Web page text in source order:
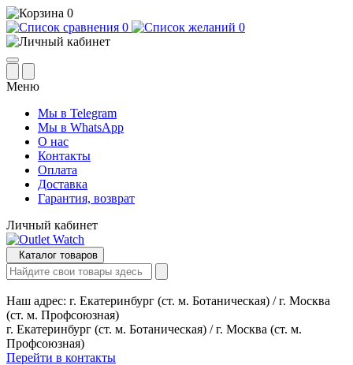
0
0
0
Меню
Мы в Telegram
Мы в WhatsApp
О нас
Контакты
Оплата
Доставка
Гарантия, возврат
Личный кабинет
Каталог товаров
Наш адрес: г. Екатеринбург (ст. м. Ботаническая) / г. Москва
(ст. м. Профсоюзная)
г. Екатеринбург (ст. м. Ботаническая) / г. Москва (ст. м.
Профсоюзная)
Перейти в контакты